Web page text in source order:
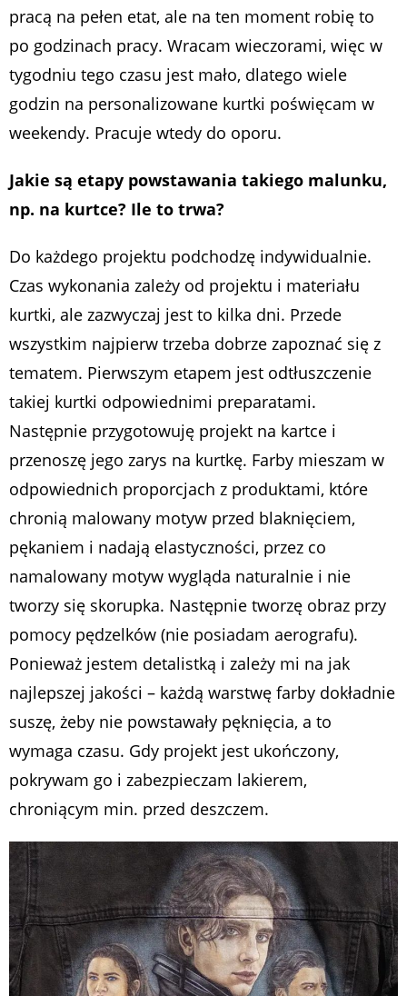
pracą na pełen etat, ale na ten moment robię to
po godzinach pracy. Wracam wieczorami, więc w
tygodniu tego czasu jest mało, dlatego wiele
godzin na personalizowane kurtki poświęcam w
weekendy. Pracuje wtedy do oporu.
Jakie są etapy powstawania takiego malunku,
np. na kurtce? Ile to trwa?
Do każdego projektu podchodzę indywidualnie.
Czas wykonania zależy od projektu i materiału
kurtki, ale zazwyczaj jest to kilka dni. Przede
wszystkim najpierw trzeba dobrze zapoznać się z
tematem. Pierwszym etapem jest odtłuszczenie
takiej kurtki odpowiednimi preparatami.
Następnie przygotowuję projekt na kartce i
przenoszę jego zarys na kurtkę. Farby mieszam w
odpowiednich proporcjach z produktami, które
chronią malowany motyw przed blaknięciem,
pękaniem i nadają elastyczności, przez co
namalowany motyw wygląda naturalnie i nie
tworzy się skorupka. Następnie tworzę obraz przy
pomocy pędzelków (nie posiadam aerografu).
Ponieważ jestem detalistką i zależy mi na jak
najlepszej jakości – każdą warstwę farby dokładnie
suszę, żeby nie powstawały pęknięcia, a to
wymaga czasu. Gdy projekt jest ukończony,
pokrywam go i zabezpieczam lakierem,
chroniącym min. przed deszczem.